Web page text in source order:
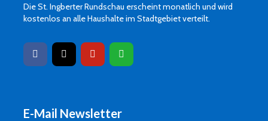
Die St. Ingberter Rundschau erscheint monatlich und wird
kostenlos an alle Haushalte im Stadtgebiet verteilt.
E-Mail Newsletter